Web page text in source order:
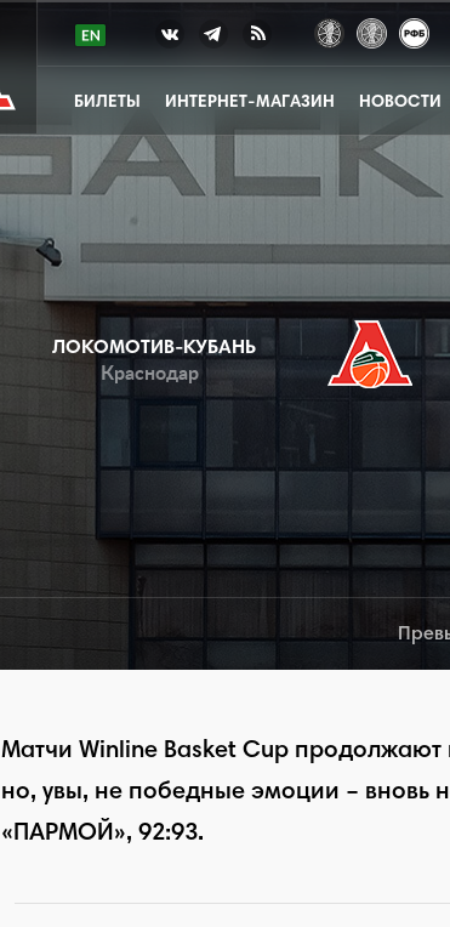
БИЛЕТЫ ИНТЕРНЕТ-МАГАЗИН НОВОСТИ
ЛОКОМОТИВ-КУБАНЬ
Краснодар
Матчи Winline Basket Cup
но, увы, не победные эмоции – вновь
«ПАРМОЙ», 92:93.